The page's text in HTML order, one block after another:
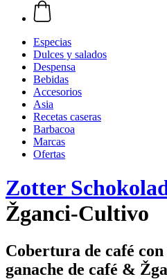
Especias
Dulces y salados
Despensa
Bebidas
Accesorios
Asia
Recetas caseras
Barbacoa
Marcas
Ofertas
Zotter
Žganci-Cultivo
Cobertura de café
ganache de café &